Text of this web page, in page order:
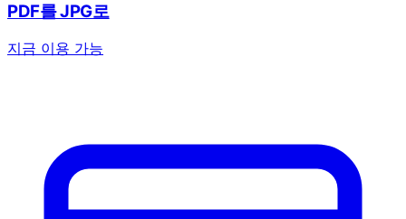
PDF를 JPG로
지금 이용 가능